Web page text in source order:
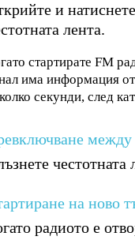
и
лента.
стартирате FM
има информация
секунди, след
между
честотната
на ново
радиото е